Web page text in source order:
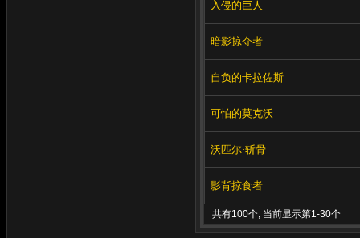
入侵的巨人
暗影掠夺者
自负的卡拉佐斯
可怕的莫克沃
沃匹尔·斩骨
影背掠食者
共有100个, 当前显示第1-30个